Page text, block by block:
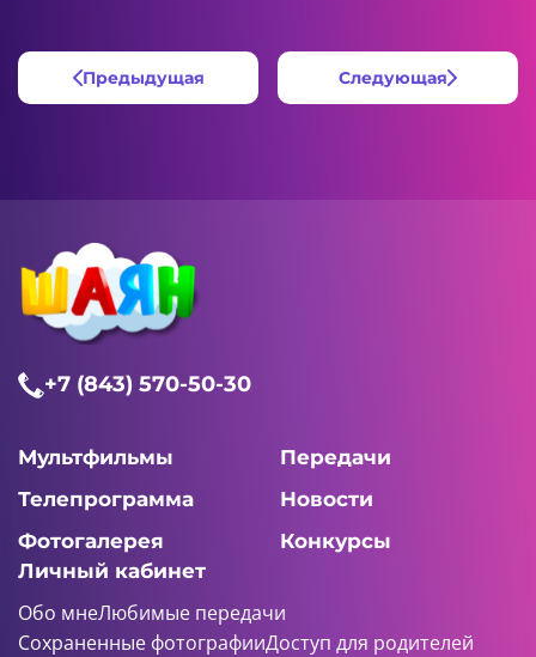
Предыдущая Следующая
+7 (843) 570-50-30
Мультфильмы
Передачи
Телепрограмма
Новости
Фотогалерея
Конкурсы
Личный кабинет
Обо мнеЛюбимые передачи
Сохраненные фотографииДоступ для родителей